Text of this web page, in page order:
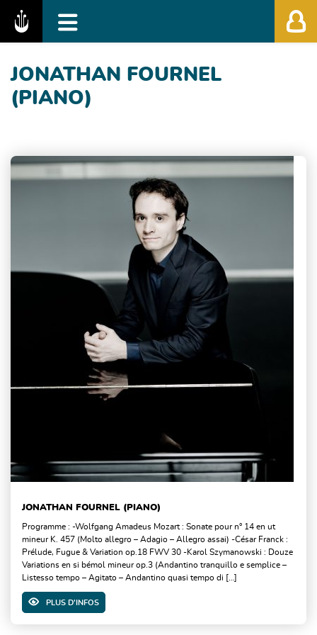
Fédération des Festivals de Musique
JONATHAN FOURNEL
(PIANO)
JONATHAN FOURNEL (PIANO)
Programme : -Wolfgang Amadeus Mozart : Sonate pour n° 14 en ut
mineur K. 457 (Molto allegro – Adagio – Allegro assai) -César Franck :
Prélude, Fugue & Variation op.18 FWV 30 -Karol Szymanowski : Douze
Variations en si bémol mineur op.3 (Andantino tranquillo e semplice –
Listesso tempo – Agitato – Andantino quasi tempo di […]
PLUS D'INFOS